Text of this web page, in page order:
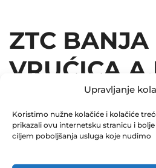
Upravljanje
Koristimo nužne kolačiće i kolačiće
prikazali ovu internetsku stranicu i
ciljem poboljšanja usluga koje nudimo
ZTC BANJA
VRUĆICA
TESLIĆ
December 31, 2016
0 Comments